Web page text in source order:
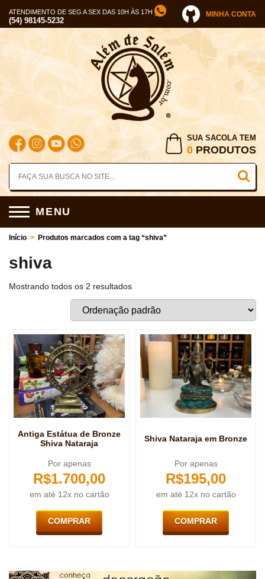
ATENDIMENTO DE SEG A SEX DAS 10H ÀS 17H
(54) 98145-5232
MINHA CONTA
SUA SACOLA TEM
0 PRODUTOS
MENU
Início > Produtos marcados com a tag “shiva”
shiva
Mostrando todos os 2 resultados
Antiga Estátua de Bronze
Shiva Nataraja
Por apenas
R$1.700,00
em até 12x no cartão
COMPRAR
Shiva Nataraja em Bronze
Por apenas
R$195,00
em até 12x no cartão
COMPRAR